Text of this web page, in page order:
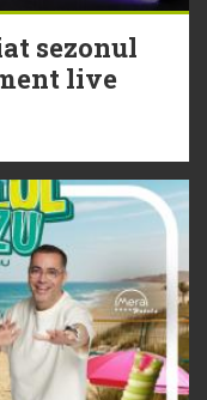
Rose -
sezonul
live